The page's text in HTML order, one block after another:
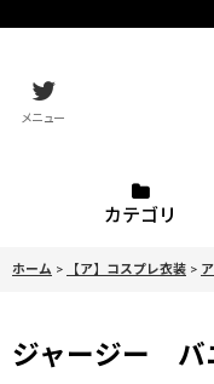
メニュー
カテゴリ
ホーム > 【ア】コスプレ衣装 >
ジャージー